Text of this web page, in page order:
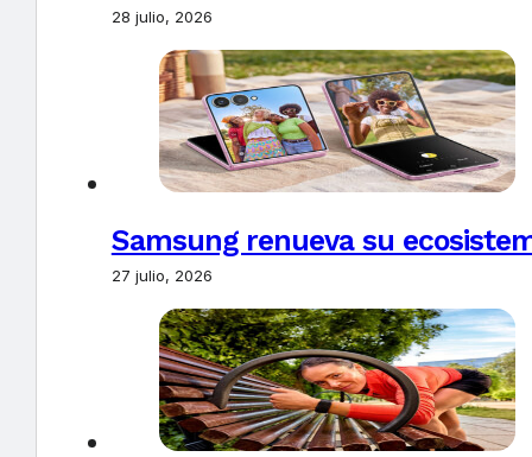
28 julio, 2026
Samsung renueva su
27 julio, 2026